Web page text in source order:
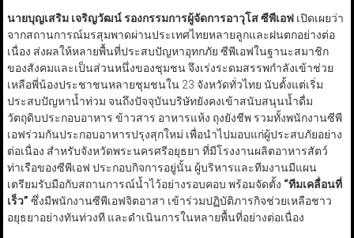
นายบุญเสริม เจริญวัฒน์ รองกรรมการผู้จัดการอาวุโส ซีพีเอฟเปิดเผยว่า
จากสถานการณ์มรสุมพาดผ่านประเทศไทยหลายลูกและฝนตกอย่างต่อ
เนื่อง ส่งผลให้หลายพื้นที่ประสบปัญหาอุทกภัย ซีพีเอฟในฐานะสมาชิก
ของสังคมและเป็นส่วนหนึ่งของชุมชน จึงเร่งระดมสรรพกำลังเข้าช่วย
เหลือพี่น้องประชาชนหลายชุมชนใน 23 จังหวัดทั่วไทย นับตั้งแต่เริ่ม
ประสบปัญหาน้ำท่วม จนถึงปัจจุบันบริษัทยังคงเข้าสนับสนุนน้ำดื่ม
วัตถุดิบประกอบอาหาร ข้าวสาร อาหารแห้ง ถุงยังชีพ รวมทั้งพนักงานซีพี
เอฟร่วมกันประกอบอาหารปรุงสุกใหม่ เพื่อนำไปมอบแก่ผู้ประสบภัยอย่าง
ต่อเนื่อง สำหรับจังหวัดพระนครศรีอยุธยา ที่มีโรงงานผลิตอาหารสัตว์
ท่าเรือของซีพีเอฟ ประกอบกิจการอยู่นั้น ผู้บริหารและทีมงานมีแผน
เตรียมรับมือกับสถานการณ์น้ำไว้อย่างรอบคอบ พร้อมจัดตั้ง “ทีมเคลื่อนที่
เร็ว” ซึ่งมีพนักงานซีพีเอฟจิตอาสา เข้าร่วมปฏิบัติภารกิจช่วยเหลือชาว
อยุธยาอย่างทันท่วงที และดำเนินการในหลายพื้นที่อย่างต่อเนื่อง